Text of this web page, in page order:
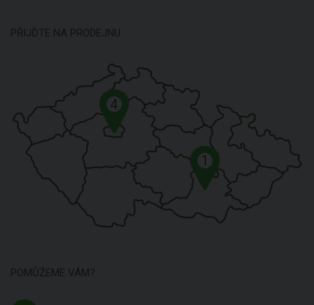
PŘIJĎTE NA PRODEJNU
1
4
POMŮŽEME VÁM?